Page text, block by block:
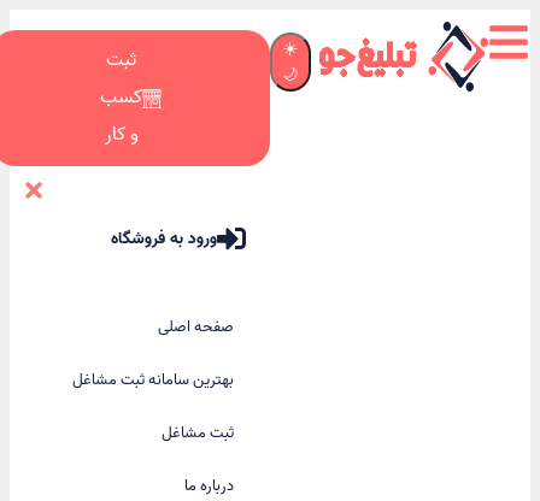
☀️
🌙
ثبت
کسب
و کار
ورود به فروشگاه
صفحه اصلی
بهترین سامانه ثبت مشاغل
ثبت مشاغل
درباره ما